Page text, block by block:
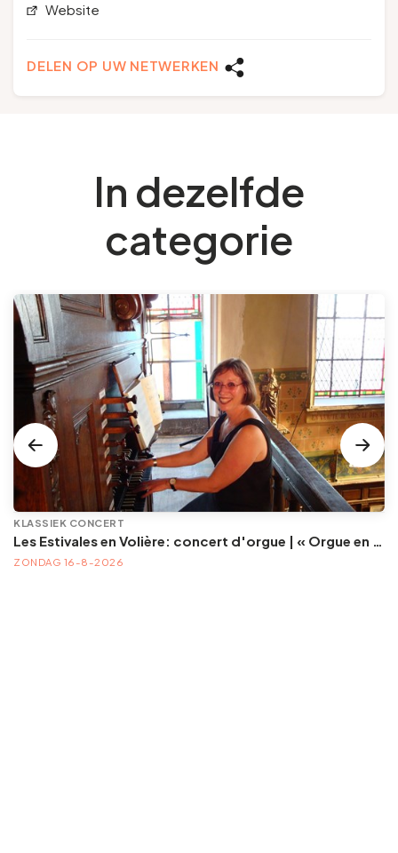
Website
DELEN OP UW NETWERKEN
In dezelfde
categorie
KLASSIEK CONCERT
Les Estivales en Volière: concert d'orgue | « Orgue en Volière » , les 3e dimanches du mois (été) audition d’orgue (accès libre)
ZONDAG 16-8-2026